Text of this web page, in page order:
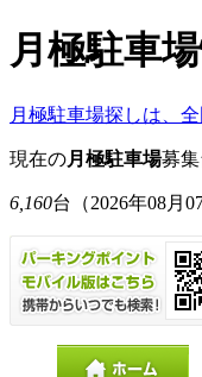
月極駐車
月極駐車場探しは、
現在の月極駐車場募
6,160台 （2026年08月